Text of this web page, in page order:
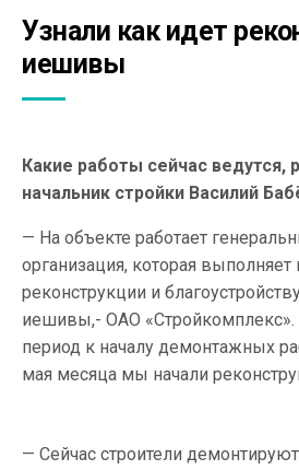
Узнали как идет
иешивы
Какие работы сейчас ведутся,
начальник стройки Василий
— На объекте работает
организация, которая
реконструкции и
иешивы,- ОАО «Стройкомплекс».
период к началу демонтажных
мая месяца мы начали
— Сейчас строители